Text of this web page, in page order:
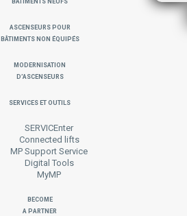
Ascenseurs pour
Bâtiments non équipés
MODERNISATION
D’ASCENSEURS
SERVICES ET OUTILS
SERVICEnter
Connected lifts
MP Support Service
Digital Tools
MyMP
Become
a Partner